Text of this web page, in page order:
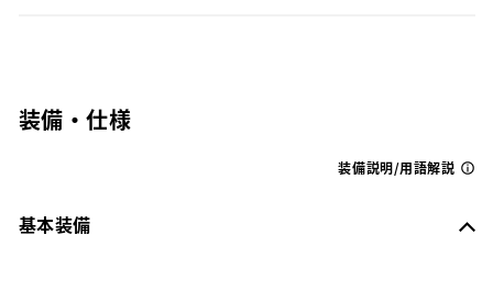
装備・仕様
装備説明/用語解説
基本装備